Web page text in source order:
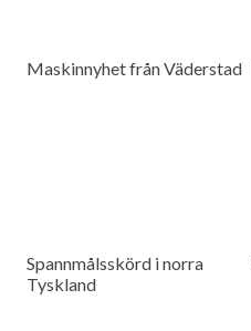
Maskinnyhet från Väderstad
Spannmålsskörd i norra
Tyskland